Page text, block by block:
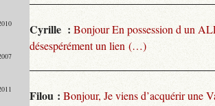
Cyrille : Bonjour En possession d un
désespérément un lien (…)
Filou : Bonjour, Je viens d’acquérir une